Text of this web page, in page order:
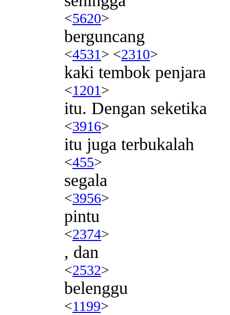
<5620>
berguncang
<4531> <2310>
kaki tembok penjara
<1201>
itu. Dengan seketika
<3916>
itu juga terbukalah
<455>
segala
<3956>
pintu
<2374>
, dan
<2532>
belenggu
<1199>